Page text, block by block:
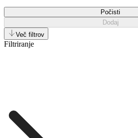
Počisti
Dodaj
Več filtrov
Filtriranje